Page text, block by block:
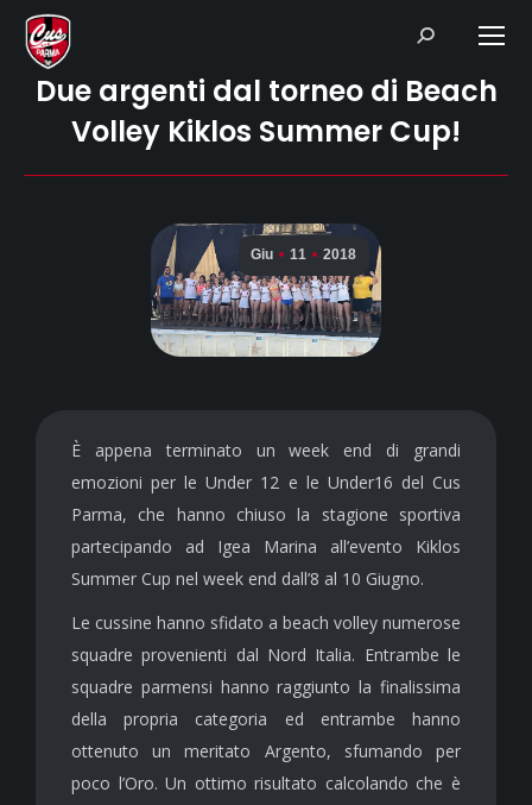
Search:
Due argenti dal torneo di Beach
Volley Kiklos Summer Cup!
Giu 11 2018
È appena terminato un week end di grandi
emozioni per le Under 12 e le Under16 del Cus
Parma, che hanno chiuso la stagione sportiva
partecipando ad Igea Marina all’evento Kiklos
Summer Cup nel week end dall’8 al 10 Giugno.
Le cussine hanno sfidato a beach volley numerose
squadre provenienti dal Nord Italia. Entrambe le
squadre parmensi hanno raggiunto la finalissima
della propria categoria ed entrambe hanno
ottenuto un meritato Argento, sfumando per
poco l’Oro. Un ottimo risultato calcolando che è